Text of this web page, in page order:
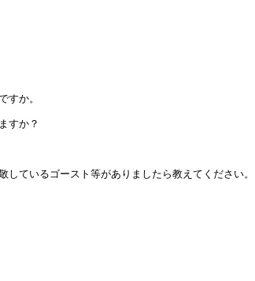
すか。
すか？
ているゴースト等がありましたら教えてください。